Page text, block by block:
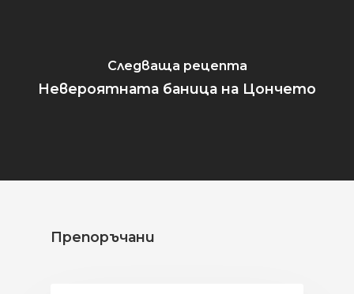
Следваща рецепта
Невероятната баница на Цончето
Препоръчани